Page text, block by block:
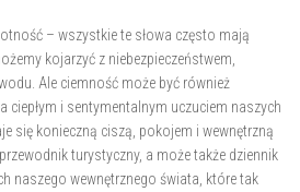
– wszystkie te słowa często mają
kojarzyć z niebezpieczeństwem,
Ale ciemność może być również
ciepłym i sentymentalnym uczuciem naszych
się konieczną ciszą, pokojem i wewnętrzną
turystyczny, a może także dziennik
naszego wewnętrznego świata, które tak